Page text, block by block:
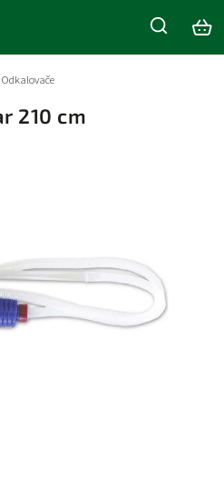
Odkalovače
210 cm